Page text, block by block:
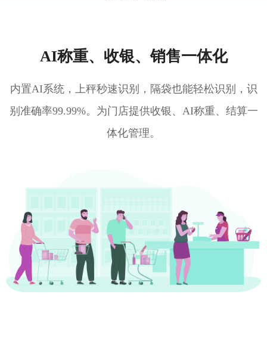
AI称重、收银、销售一体化
内置AI系统，上秤秒速识别，隔袋也能轻松识别，识
别准确率99.99%。为门店提供收银、AI称重、结算一
体化管理。